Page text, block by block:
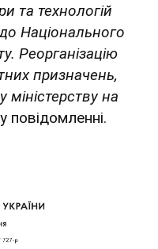
та технологій
Національного
Реорганізацію
призначень,
на
повідомленні.